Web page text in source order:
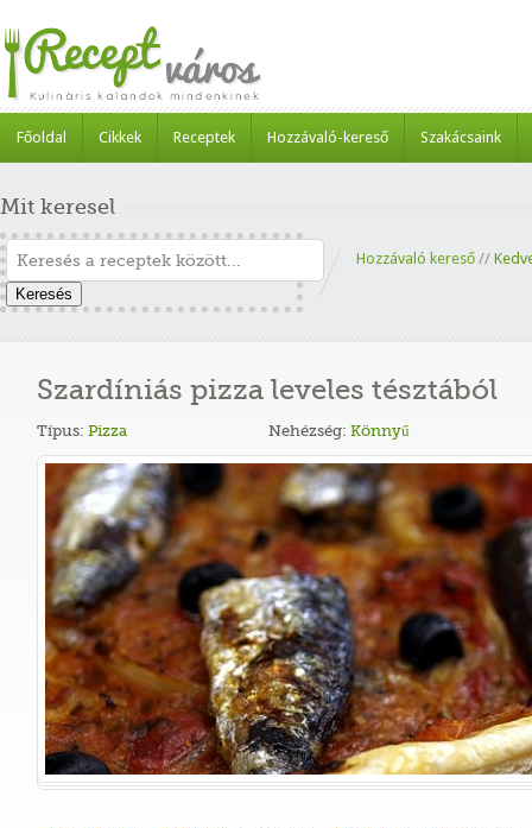
Főoldal Cikkek Receptek Hozzávaló-kereső Szakácsaink
Mit keresel
Keresés
Hozzávaló kereső //
Szardíniás pizza leveles tésztából
Típus: Pizza Nehézség: Könnyű